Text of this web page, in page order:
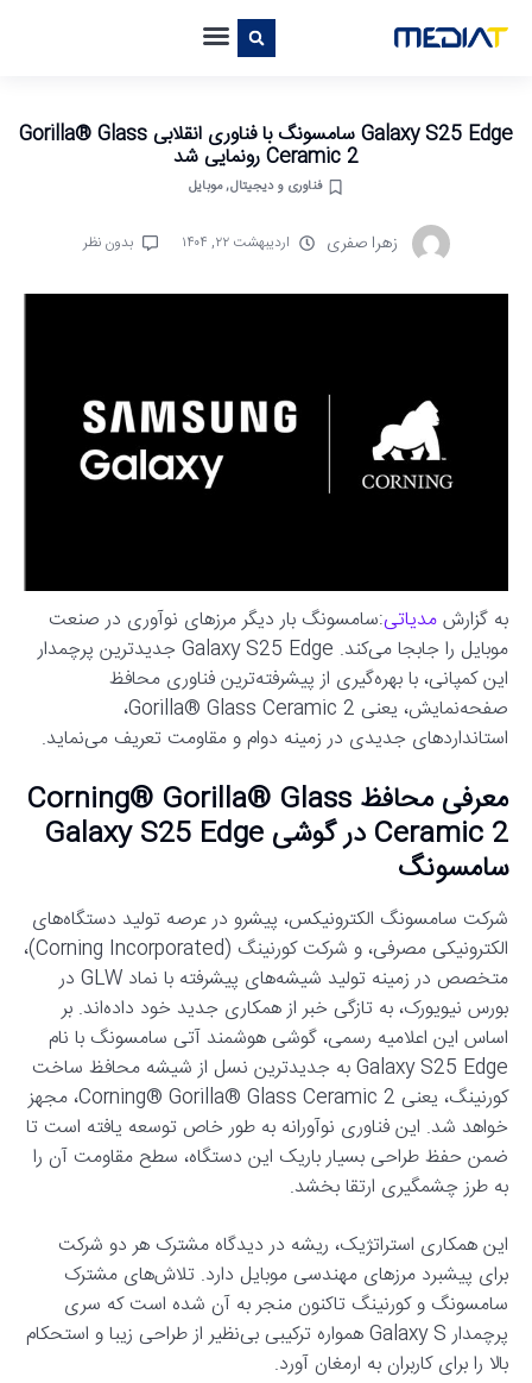
Galaxy S25 Edge سامسونگ با فناوری انقلابی Gorilla® Glass
Ceramic 2 رونمایی شد
فناوری و دیجیتال,موبایل
زهرا صفری اردیبهشت ۲۲, ۱۴۰۴ بدون نظر
به گزارشمدیاتی:سامسونگ بار دیگر مرزهای نوآوری در صنعت
موبایل را جابجا می‌کند. Galaxy S25 Edge جدیدترین پرچمدار
این کمپانی، با بهره‌گیری از پیشرفته‌ترین فناوری محافظ
صفحه‌نمایش، یعنی Gorilla® Glass Ceramic 2،
استانداردهای جدیدی در زمینه دوام و مقاومت تعریف می‌نماید.
معرفی محافظ Corning® Gorilla® Glass
Ceramic 2 در گوشی Galaxy S25 Edge
سامسونگ
شرکت سامسونگ الکترونیکس، پیشرو در عرصه تولید دستگاه‌های
الکترونیکی مصرفی، و شرکت کورنینگ (Corning Incorporated)،
متخصص در زمینه تولید شیشه‌های پیشرفته با نماد GLW در
بورس نیویورک، به تازگی خبر از همکاری جدید خود داده‌اند. بر
اساس این اعلامیه رسمی، گوشی هوشمند آتی سامسونگ با نام
Galaxy S25 Edge به جدیدترین نسل از شیشه محافظ ساخت
کورنینگ، یعنی Corning® Gorilla® Glass Ceramic 2، مجهز
خواهد شد. این فناوری نوآورانه به طور خاص توسعه یافته است تا
ضمن حفظ طراحی بسیار باریک این دستگاه، سطح مقاومت آن را
به طرز چشمگیری ارتقا بخشد.
این همکاری استراتژیک، ریشه در دیدگاه مشترک هر دو شرکت
برای پیشبرد مرزهای مهندسی موبایل دارد. تلاش‌های مشترک
سامسونگ و کورنینگ تاکنون منجر به آن شده است که سری
پرچمدار Galaxy S همواره ترکیبی بی‌نظیر از طراحی زیبا و استحکام
بالا را برای کاربران به ارمغان آورد.